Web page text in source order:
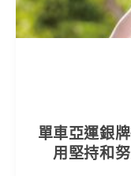
單車亞運銀
用堅持和